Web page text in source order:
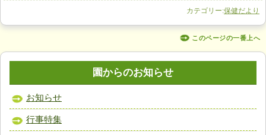
カテゴリー:保健だより
このページの一番上へ
園からのお知らせ
お知らせ
行事特集